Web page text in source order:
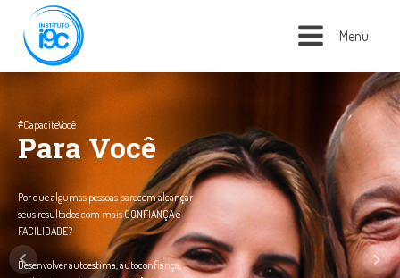
Menu
#CapaciteVocê
Para Você
Por que algumas pessoas parecem alcançar
seus resultados com mais CONFIANÇA e
FACILIDADE?
Desenvolver autoestima, autoconfiança,